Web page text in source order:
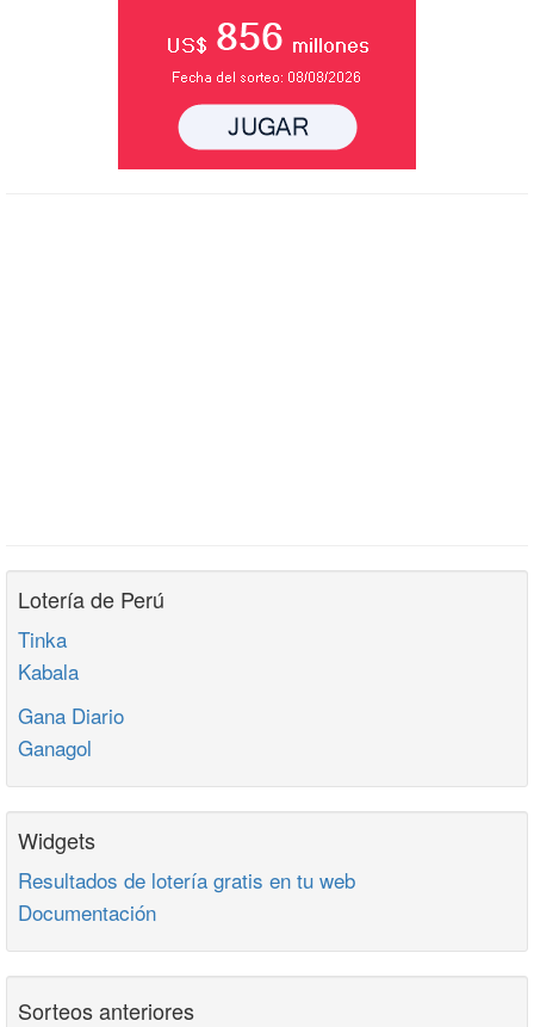
Lotería de Perú
Tinka
Kabala
Gana Diario
Ganagol
Widgets
Resultados de lotería gratis en tu web
Documentación
Sorteos anteriores